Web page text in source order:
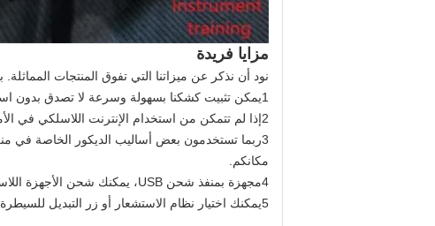
مزايا فريدة
نود أن نذكر عن ميزاتنا التي تفوق المنتجات
1يمكن تثبيت كشكنا بسهولة وسرعة لا تصدق بدون استخدام مفك المسامير خلال 15 دقيقة بواسطة اثنين من الموظفين الخبيثين
2إذا لم تتمكن من استخدام الإنترنت اللاسلكي في الأماكن العامة بسبب الأمن، لا تقلق، لدينا واجهة كابل مجهزة في المقبس الكهربائي.
3ربما تستخدمون بعض أساليب الديكور الخاصة في
مكانكم.
4مجهزة بمنفذ شحن USB، يمكنك شحن الأجهزة اللاسلكية في أي وقت.
5يمكنك اختيار نظام الاستشعار أو زر التبديل للسيطرة على الأضواء والتهوية.